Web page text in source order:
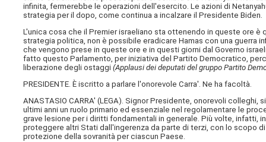
infinita, fermerebbe le operazioni dell'esercito. Le azioni di
strategia per il dopo, come continua a incalzare il Presidente Biden.
L'unica cosa che il Premier israeliano sta ottenendo in queste ore
strategia politica, non è possibile eradicare Hamas con una guerra
che vengono prese in queste ore e in questi giorni dal Governo
fatto questo Parlamento, per iniziativa del Partito Democratico,
liberazione degli ostaggi(Applausi dei deputati del gruppo Partito
PRESIDENTE. È iscritto a parlare l'onorevole Carra'. Ne ha facoltà.
ANASTASIO CARRA' (LEGA). Signor Presidente, onorevoli colleghi,
ultimi anni un ruolo primario ed essenziale nel regolamentare le
grave lesione per i diritti fondamentali in generale. Più volte, infatti,
proteggere altri Stati dall'ingerenza da parte di terzi, con lo scopo
protezione della sovranità per ciascun Paese.